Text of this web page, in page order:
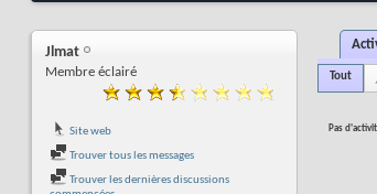
Jlmat
Membre éclairé
Site web
Trouver tous les messages
Trouver les dernières discussions
Tout
Pas